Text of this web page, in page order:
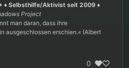
♦ Selbsthilfe/Aktivist seit 2009 ♦
Project
man daran, dass ihre
ausgeschlossen erschien.« (Albert
0